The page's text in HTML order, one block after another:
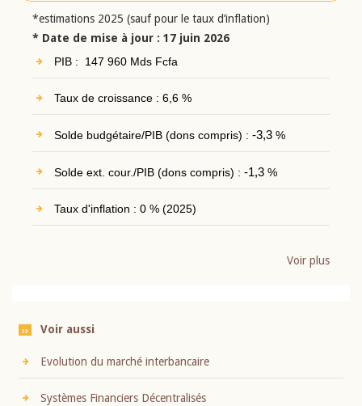
*estimations 2025 (sauf pour le taux d’inflation)
* Date de mise à jour : 17 juin 2026
PIB : 147 960 Mds Fcfa
Taux de croissance : 6,6 %
Solde budgétaire/PIB (dons compris) : -3,3%
Solde ext. cour./PIB (dons compris) : -1,3%
Taux d'inflation : 0 % (2025)
Voir plus
Voir aussi
Evolution du marché interbancaire
Systèmes Financiers Décentralisés